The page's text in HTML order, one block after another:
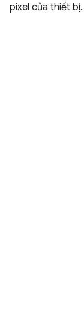
pixel của thiết bị.